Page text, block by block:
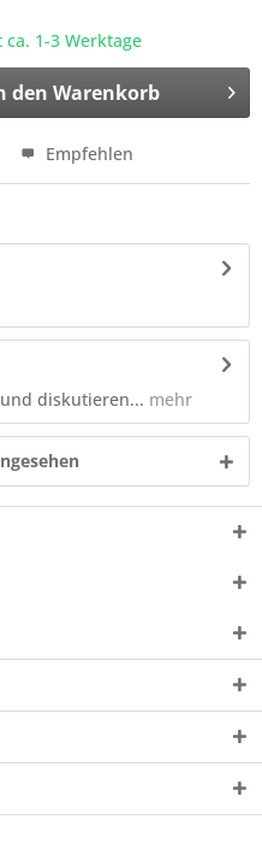
1-3 Werktage
den Warenkorb
Empfehlen
diskutieren... mehr